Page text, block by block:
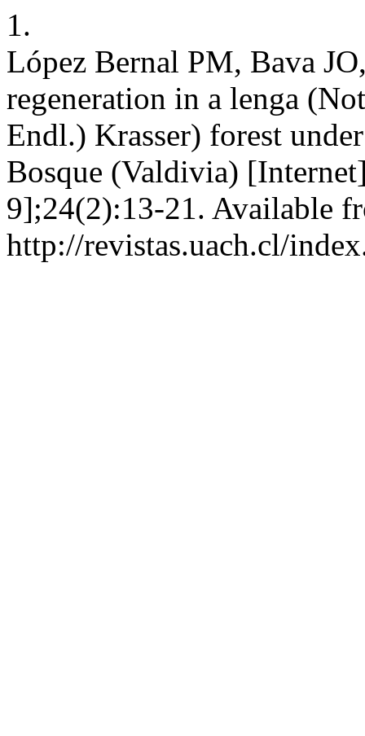
1.
López Bernal PM, Bava
regeneration in a lenga
Endl.) Krasser) forest
Bosque (Valdivia)
9];24(2):13-21. Available
http://revistas.uach.cl/